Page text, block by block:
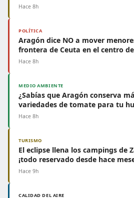
Hace 8h
POLÍTICA
Aragón dice NO a mover
frontera de Ceuta en el centro
Hace 8h
MEDIO AMBIENTE
¿Sabías que Aragón conserva
variedades de tomate para tu
Hace 8h
TURISMO
El eclipse llena los campings de
¡todo reservado desde hace
Hace 9h
CALIDAD DEL AIRE